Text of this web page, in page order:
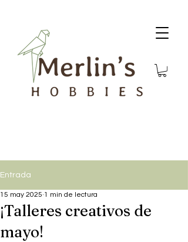
Entrada
¡Talleres creativos de
mayo!
15 may 2025 1 min de lectura